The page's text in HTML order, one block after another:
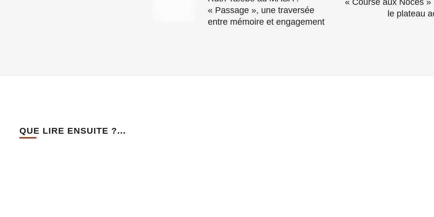
« Passage », une traversée
entre mémoire et engagement
« Course aux Noces »
le plateau
QUE LIRE ENSUITE ?...